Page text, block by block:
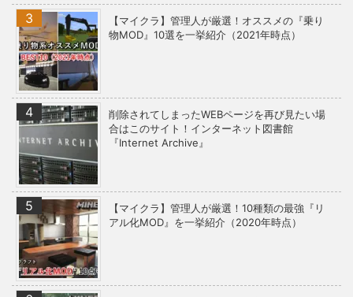
【マイクラ】管理人が厳選！オススメの『乗り
物MOD』10選を一挙紹介（2021年時点）
削除されてしまったWEBページを再び見たい場
合はこのサイト！インターネット図書館
『Internet Archive』
【マイクラ】管理人が厳選！10種類の最強『リ
アル化MOD』を一挙紹介（2020年時点）